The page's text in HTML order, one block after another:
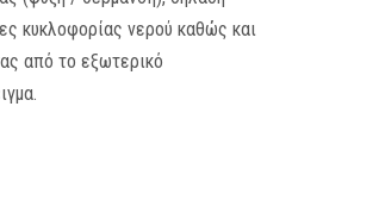
κυκλοφορίας νερού καθώς και
από το εξωτερικό